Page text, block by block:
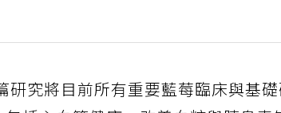
研究將目前所有重要藍莓臨床與基